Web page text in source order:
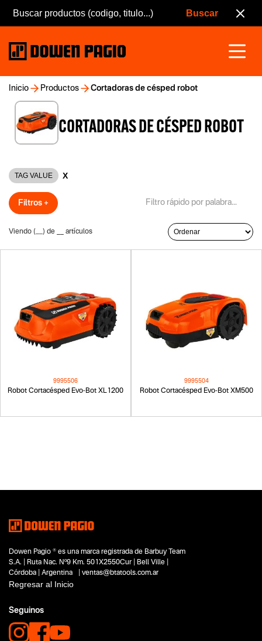
Inicio Productos Cortadoras de césped robot
CORTADORAS DE CÉSPED ROBOT
TAG VALUE X
Filtros +
Viendo ( ) de artículos
Robot Cortacésped Evo-Bot XL1200
9995506
Robot Cortacésped Evo-Bot XM500
9995504
Dowen Pagio ® es una marca registrada de Barbuy Team
S.A. | Ruta Nac. Nº9 Km. 501X2550Cur | Bell Ville |
Córdoba | Argentina | ventas@btatools.com.ar
Regresar al Inicio
Seguinos